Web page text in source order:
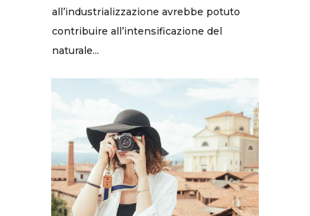
all’industrializzazione avrebbe potuto
contribuire all’intensificazione del
naturale...